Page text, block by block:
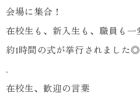
会場に集合！
在校生も、新入生も、職員も一
約1時間の式が挙行されました◎
.
在校生、歓迎の言葉